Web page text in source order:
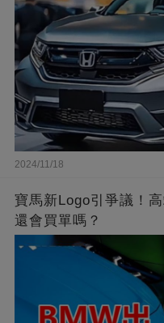
2024/11/18
寶馬新Logo引爭議！
還會買單嗎？